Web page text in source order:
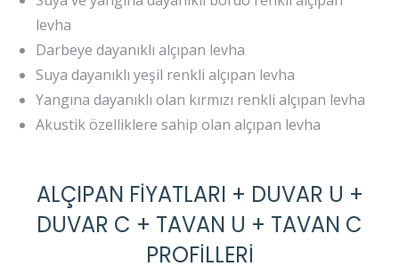
levha
Darbeye dayanıklı alçıpan levha
Suya dayanıklı yeşil renkli alçıpan levha
Yangına dayanıklı olan kırmızı renkli alçıpan levha
Akustik özelliklere sahip olan alçıpan levha
ALÇIPAN FİYATLARI + DUVAR U +
DUVAR C + TAVAN U + TAVAN C
PROFİLLERİ